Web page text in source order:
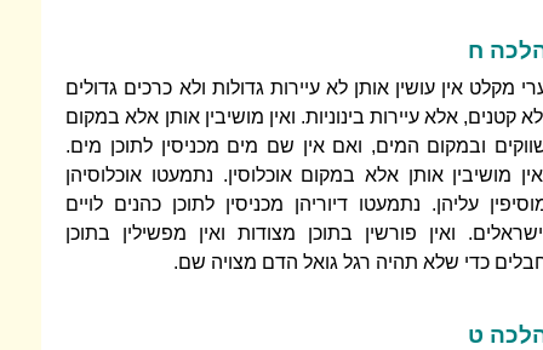
ח
מקלט אין עושין אותן לא עיירות גדולות ולא כרכים גדולים
קטנים, אלא עיירות בינוניות. ואין מושיבין אותן אלא במקום
ובמקום המים, ואם אין שם מים מכניסין לתוכן מים.
מושיבין אותן אלא במקום אוכלוסין. נתמעטו אוכלוסיהן
עליהן. נתמעטו דיוריהן מכניסין לתוכן כהנים לויים
ואין פורשין בתוכן מצודות ואין מפשילין בתוכן
כדי שלא תהיה רגל גואל הדם מצויה שם.
ט